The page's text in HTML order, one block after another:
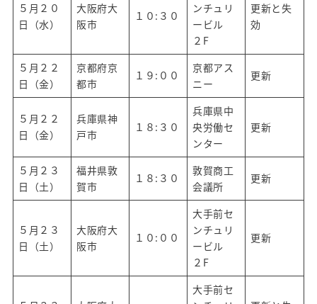
５月２０
日（水）
大阪府大
阪市
１０:３０
ンチュリ
ービル
２F
更新と失
効
５月２２
日（金）
京都府京
都市
１９:００
京都アス
ニー
更新
５月２２
日（金）
兵庫県神
戸市
１８:３０
兵庫県中
央労働セ
ンター
更新
５月２３
日（土）
福井県敦
賀市
１８:３０
敦賀商工
会議所
更新
５月２３
日（土）
大阪府大
阪市
１０:００
大手前セ
ンチュリ
ービル
２F
更新
大手前セ